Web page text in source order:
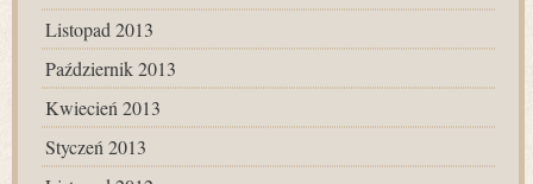
Listopad 2013
Październik 2013
Kwiecień 2013
Styczeń 2013